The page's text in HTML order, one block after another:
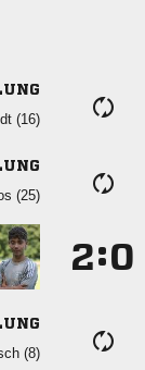


:
